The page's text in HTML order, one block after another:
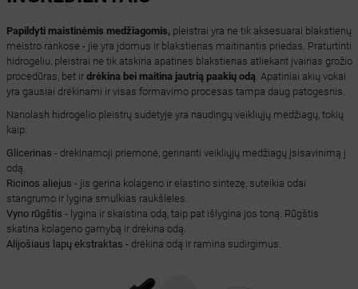
Papildyti maistinėmis medžiagomis,pleistrai yra ne tik aksesuarai blakstienų
meistro rankose - jie yra įdomus ir blakstienas maitinantis priedas. Praturtinti
hidrogeliu, pleistrai ne tik atskiria apatines blakstienas atliekant įvairias grožio
procedūras, bet ir drėkina bei maitina jautrią paakių odą. Apatiniai akių vokai
yra gausiai drėkinami ir visas formavimo procesas tampa daug patogesnis.
Nanolash hidrogelio pleistrų sudėtyje yra naudingų veikliųjų medžiagų, tokių
kaip:
Glicerinas - drėkinamoji priemonė, gerinanti veikliųjų medžiagų įsisavinimą į
odą.
Ricinos aliejus - jis gerina kolageno ir elastino sintezę, suteikia odai
stangrumo ir lygina smulkias raukšleles.
Vyno rūgštis - lygina ir skaistina odą, taip pat išlygina jos toną. Rūgštis
skatina kolageno gamybą ir drėkina odą.
Alijošiaus lapų ekstraktas - drėkina odą ir ramina sudirgimus.